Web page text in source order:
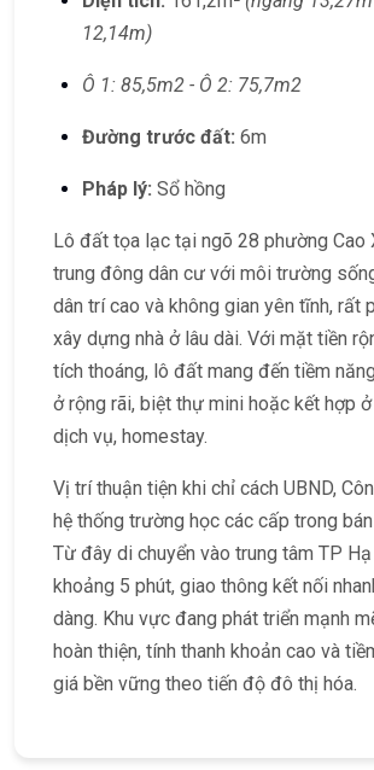
12,14m)
Ô 1: 85,5m2 - Ô 2: 75,7m2
Đường trước đất: 6m
Pháp lý: Sổ hồng
Lô đất tọa lạc tại ngõ 28 phường Cao
trung đông dân cư với môi trường
dân trí cao và không gian yên tĩnh, rất
xây dựng nhà ở lâu dài. Với mặt tiền
tích thoáng, lô đất mang đến tiềm
ở rộng rãi, biệt thự mini hoặc kết hợp
dịch vụ, homestay.
Vị trí thuận tiện khi chỉ cách UBND,
hệ thống trường học các cấp trong
Từ đây di chuyển vào trung tâm TP
khoảng 5 phút, giao thông kết nối
dàng. Khu vực đang phát triển mạnh
hoàn thiện, tính thanh khoản cao và
giá bền vững theo tiến độ đô thị hóa.